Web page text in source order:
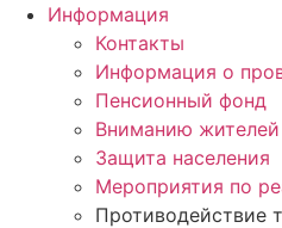
Информация
Контакты
Информация о
Пенсионный фонд
Вниманию жителей
Защита населения
Мероприятия по
Противодействие